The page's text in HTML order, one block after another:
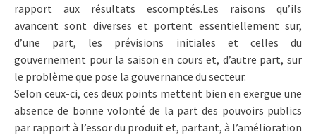
rapport aux résultats escomptés.Les raisons qu’ils
avancent sont diverses et portent essentiellement sur,
d’une part, les prévisions initiales et celles du
gouvernement pour la saison en cours et, d’autre part, sur
le problème que pose la gouvernance du secteur.
Selon ceux-ci, ces deux points mettent bien en exergue une
absence de bonne volonté de la part des pouvoirs publics
par rapport à l’essor du produit et, partant, à l’amélioration